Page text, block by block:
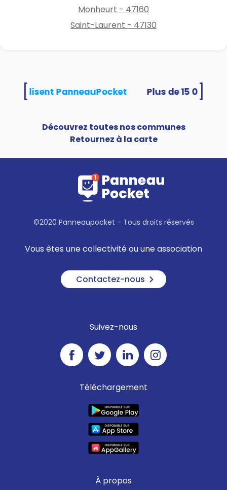
Monheurt - 47160
Saint-Laurent - 47130
utilisent PanneauPocket
Découvrez toutes nos communes
Retournez à la carte
©2020 Panneaupocket - Tous droits réservés
Vous êtes une collectivité ou une association
Contactez-nous
Suivez-nous
Téléchargement
À propos